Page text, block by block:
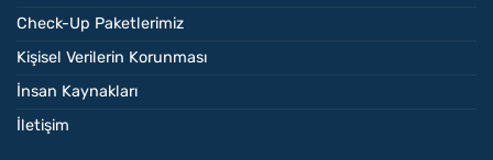
Check-Up Paketlerimiz
Kişisel Verilerin Korunması
İnsan Kaynakları
İletişim